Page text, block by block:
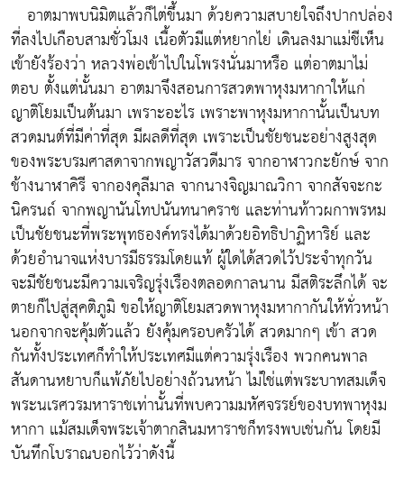
อาตมาพบนิมิตแล้วก็ไต่ขึ้นมา ด้วยความสบายใจถึงปากปล่อง
ที่ลงไปเกือบสามชั่วโมง เนื้อตัวมีแต่หยากไย่ เดินลงมาแม่ชีเห็น
เข้ายังร้องว่า หลวงพ่อเข้าไปในโพรงนั่นมาหรือ แต่อาตมาไม่
ตอบ ตั้งแต่นั้นมา อาตมาจึงสอนการสวดพาหุงมหากาให้แก่
ญาติโยมเป็นต้นมา เพราะอะไร เพราะพาหุงมหากานั้นเป็นบท
สวดมนต์ที่มีค่าที่สุด มีผลดีที่สุด เพราะเป็นชัยชนะอย่างสูงสุด
ของพระบรมศาสดาจากพญาวัสวดีมาร จากอาฬาวกะยักษ์ จาก
ช้างนาฬาคิรี จากองคุลีมาล จากนางจิญมาณวิกา จากสัจจะกะ
นิครนถ์ จากพญานันโทปนันทนาคราช และท่านท้าวผกาพรหม
เป็นชัยชนะที่พระพุทธองค์ทรงได้มาด้วยอิทธิปาฏิหาริย์ และ
ด้วยอำนาจแห่งบารมีธรรมโดยแท้ ผู้ใดได้สวดไว้ประจำทุกวัน
จะมีชัยชนะมีความเจริญรุ่งเรืองตลอดกาลนาน มีสติระลึกได้ จะ
ตายก็ไปสู่สุคติภูมิ ขอให้ญาติโยมสวดพาหุงมหากากันให้ทั่วหน้า
นอกจากจะคุ้มตัวแล้ว ยังคุ้มครอบครัวได้ สวดมากๆ เข้า สวด
กันทั้งประเทศก็ทำให้ประเทศมีแต่ความรุ่งเรือง พวกคนพาล
สันดานหยาบก็แพ้ภัยไปอย่างถ้วนหน้า ไม่ใช่แต่พระบาทสมเด็จ
พระนเรศวรมหาราชเท่านั้นที่พบความมหัศจรรย์ของบทพาหุงม
หากา แม้สมเด็จพระเจ้าตากสินมหาราชก็ทรงพบเช่นกัน โดยมี
บันทึกโบราณบอกไว้ว่าดังนี้